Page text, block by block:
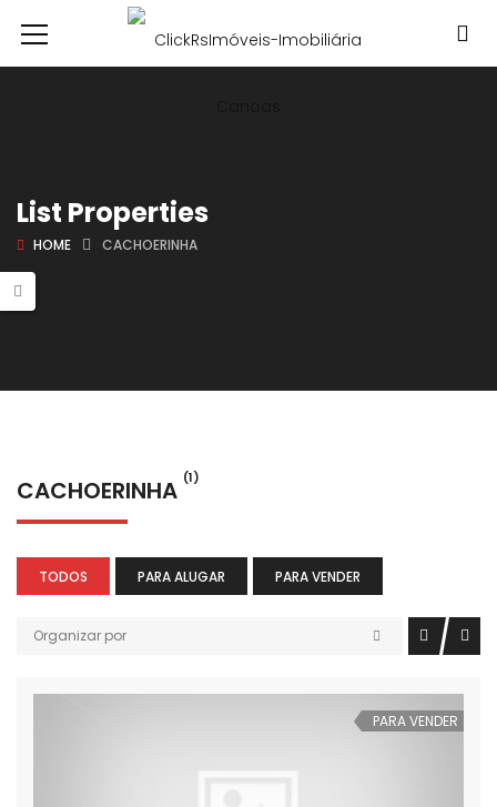
List Properties
HOME CACHOERINHA
CACHOERINHA (1)
TODOS PARA ALUGAR PARA VENDER
Organizar por
PARA VENDER